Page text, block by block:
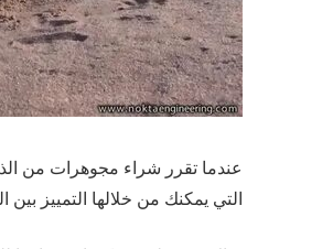
عندما تقرر شراء مجوهرات من
التي يمكنك من خلالها التمييز بين